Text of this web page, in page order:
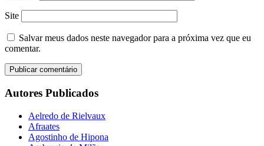
Site
Salvar meus dados neste navegador para a próxima vez que eu
comentar.
Autores Publicados
Aelredo de Rielvaux
Afraates
Agostinho de Hipona